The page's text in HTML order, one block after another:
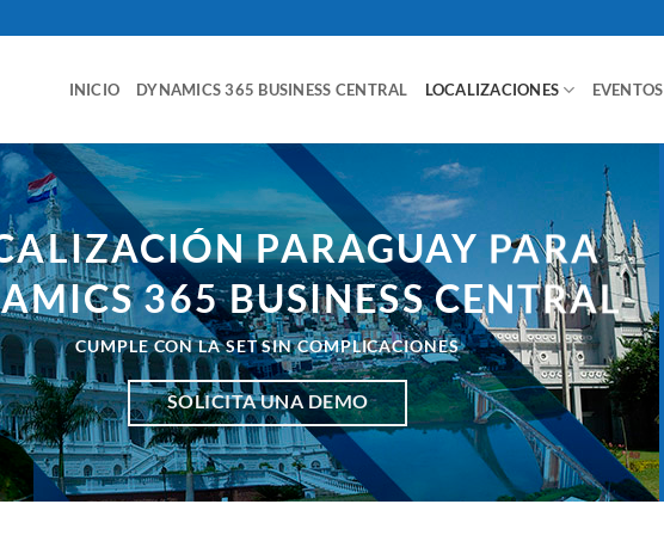
INICIO DYNAMICS 365 BUSINESS CENTRAL LOCALIZACIONES EVENTOS
PARAGUAY PARA
365 BUSINESS CENTRAL
CUMPLE CON LA SET SIN COMPLICACIONES
SOLICITA UNA DEMO